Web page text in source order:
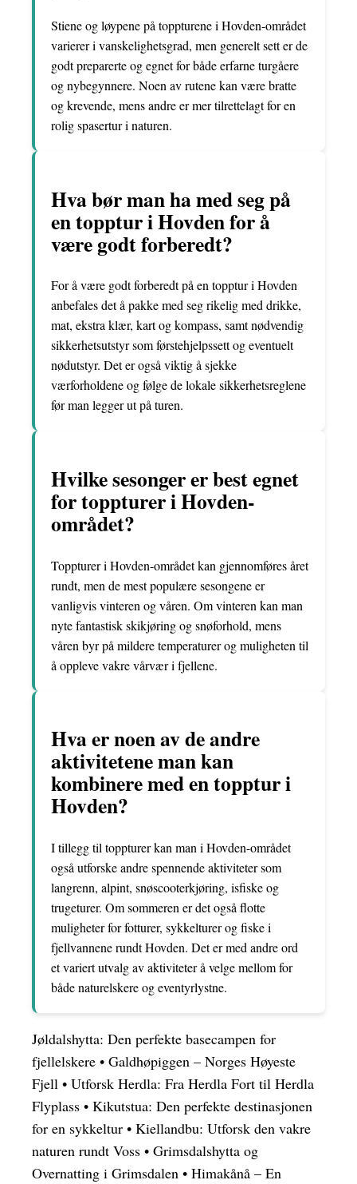
Stiene og løypene på toppturene i Hovden-området
varierer i vanskelighetsgrad, men generelt sett er de
godt preparerte og egnet for både erfarne turgåere
og nybegynnere. Noen av rutene kan være bratte
og krevende, mens andre er mer tilrettelagt for en
rolig spasertur i naturen.
Hva bør man ha med seg på
en topptur i Hovden for å
være godt forberedt?
For å være godt forberedt på en topptur i Hovden
anbefales det å pakke med seg rikelig med drikke,
mat, ekstra klær, kart og kompass, samt nødvendig
sikkerhetsutstyr som førstehjelpssett og eventuelt
nødutstyr. Det er også viktig å sjekke
værforholdene og følge de lokale sikkerhetsreglene
før man legger ut på turen.
Hvilke sesonger er best egnet
for toppturer i Hovden-
området?
Toppturer i Hovden-området kan gjennomføres året
rundt, men de mest populære sesongene er
vanligvis vinteren og våren. Om vinteren kan man
nyte fantastisk skikjøring og snøforhold, mens
våren byr på mildere temperaturer og muligheten til
å oppleve vakre vårvær i fjellene.
Hva er noen av de andre
aktivitetene man kan
kombinere med en topptur i
Hovden?
I tillegg til toppturer kan man i Hovden-området
også utforske andre spennende aktiviteter som
langrenn, alpint, snøscooterkjøring, isfiske og
trugeturer. Om sommeren er det også flotte
muligheter for fotturer, sykkelturer og fiske i
fjellvannene rundt Hovden. Det er med andre ord
et variert utvalg av aktiviteter å velge mellom for
både naturelskere og eventyrlystne.
Jøldalshytta: Den perfekte basecampen for
fjellelskere • Galdhøpiggen – Norges Høyeste
Fjell • Utforsk Herdla: Fra Herdla Fort til Herdla
Flyplass • Kikutstua: Den perfekte destinasjonen
for en sykkeltur • Kiellandbu: Utforsk den vakre
naturen rundt Voss • Grimsdalshytta og
Overnatting i Grimsdalen • Himakånå – En